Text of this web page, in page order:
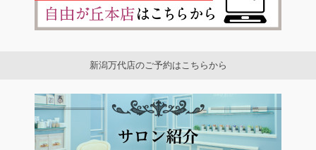
新潟万代店のご予約はこちらから